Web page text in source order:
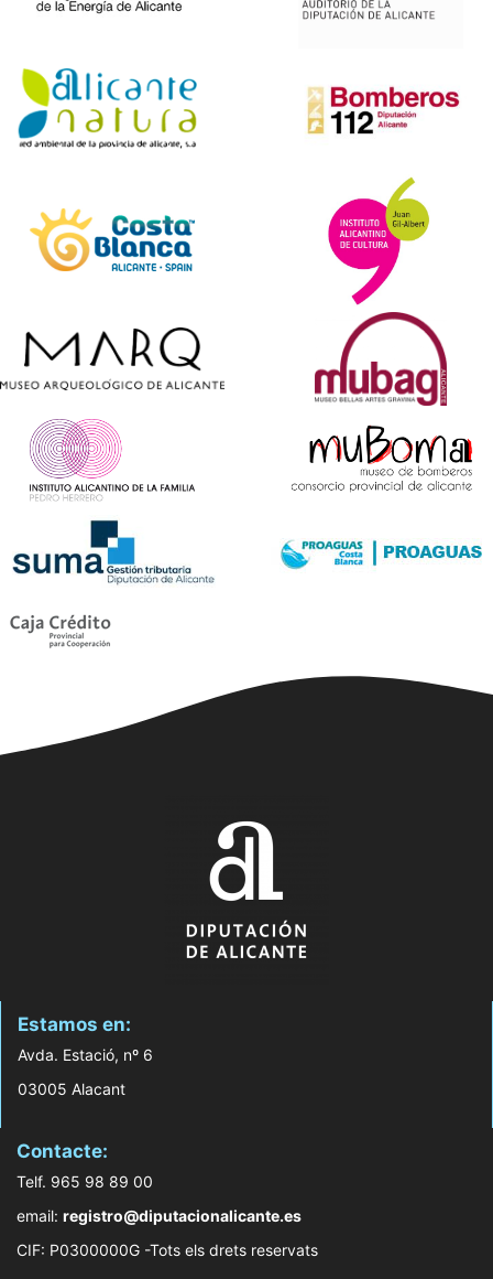
Estamos en:
Avda. Estació, nº 6
03005 Alacant
Contacte:
Telf. 965 98 89 00
email: registro@diputacionalicante.es
CIF: P0300000G -Tots els drets reservats